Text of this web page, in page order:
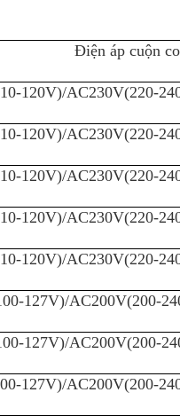
Điện áp cuộn
120V)/AC230V(220-
120V)/AC230V(220-
120V)/AC230V(220-
120V)/AC230V(220-
120V)/AC230V(220-
127V)/AC200V(200-
127V)/AC200V(200-
127V)/AC200V(200-